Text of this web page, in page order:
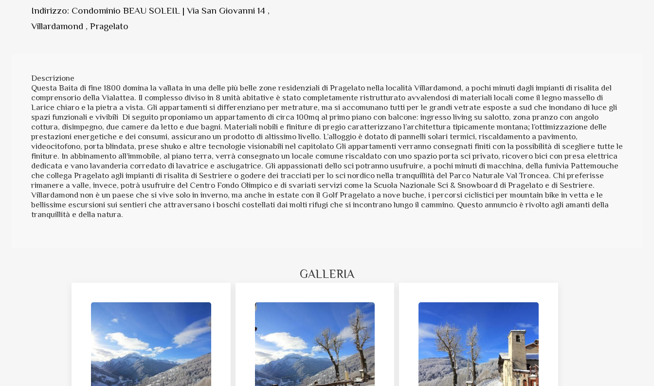
Indirizzo: Condominio BEAU SOLEIL | Via San Giovanni 14 ,
Villardamond , Pragelato
Descrizione
Questa Baita di fine 1800 domina la vallata in una delle più belle zone residenziali di Pragelato nella località Villardamond, a pochi minuti dagli impianti di risalita del
comprensorio della Vialattea. Il complesso diviso in 8 unità abitative è stato completamente ristrutturato avvalendosi di materiali locali come il legno massello di
Larice chiaro e la pietra a vista. Gli appartamenti si differenziano per metrature, ma si accomunano tutti per le grandi vetrate esposte a sud che inondano di luce gli
spazi funzionali e vivibili Di seguito proponiamo un appartamento di circa 100mq al primo piano con balcone: ingresso living su salotto, zona pranzo con angolo
cottura, disimpegno, due camere da letto e due bagni. Materiali nobili e finiture di pregio caratterizzano l’architettura tipicamente montana; l’ottimizzazione delle
prestazioni energetiche e dei consumi, assicurano un prodotto di altissimo livello. L’alloggio è dotato di pannelli solari termici, riscaldamento a pavimento,
videocitofono, porta blindata, prese shuko e altre tecnologie visionabili nel capitolato Gli appartamenti verranno consegnati finiti con la possibilità di scegliere tutte le
finiture. In abbinamento all’immobile, al piano terra, verrà consegnato un locale comune riscaldato con uno spazio porta sci privato, ricovero bici con presa elettrica
dedicata e vano lavanderia corredato di lavatrice e asciugatrice. Gli appassionati dello sci potranno usufruire, a pochi minuti di macchina, della funivia Pattemouche
che collega Pragelato agli impianti di risalita di Sestriere o godere dei tracciati per lo sci nordico nella tranquillità del Parco Naturale Val Troncea. Chi preferisse
rimanere a valle, invece, potrà usufruire del Centro Fondo Olimpico e di svariati servizi come la Scuola Nazionale Sci & Snowboard di Pragelato e di Sestriere.
Villardamond non è un paese che si vive solo in inverno, ma anche in estate con il Golf Pragelato a nove buche, i percorsi ciclistici per mountain bike in vetta e le
bellissime escursioni sui sentieri che attraversano i boschi costellati dai molti rifugi che si incontrano lungo il cammino. Questo annuncio è rivolto agli amanti della
tranquillità e della natura.
GALLERIA